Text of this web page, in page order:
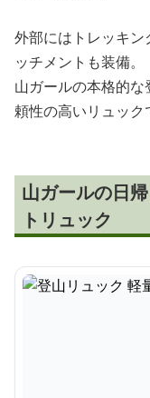
外部にはトレッキ
ッチメントも装備。
山ガールの本格的
頼性の高いリュック
山ガールの日
トリュック